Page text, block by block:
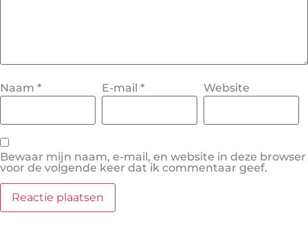
Naam * E-mail * Website
Bewaar mijn naam, e-mail, en website in deze browser
voor de volgende keer dat ik commentaar geef.